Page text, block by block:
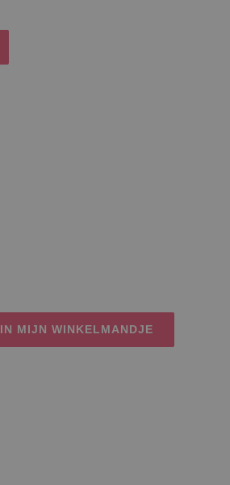
IN MIJN WINKELMANDJE